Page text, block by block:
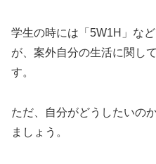
学生の時には「5W1H」な
が、案外自分の生活に関し
す。
ただ、自分がどうしたいの
ましょう。